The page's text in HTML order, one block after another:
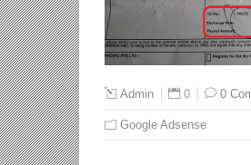
Admin 0 0
Google Adsense